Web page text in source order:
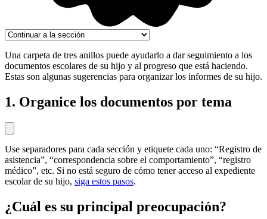
Una carpeta de tres anillos puede ayudarlo a dar seguimiento a los
documentos escolares de su hijo y al progreso que está haciendo.
Estas son algunas sugerencias para organizar los informes de su hijo.
1. Organice los documentos por tema
Use separadores para cada sección y etiquete cada uno: “Registro de
asistencia”, “correspondencia sobre el comportamiento”, “registro
médico”, etc. Si no está seguro de cómo tener acceso al expediente
escolar de su hijo, siga estos pasos.
¿Cuál es su principal preocupación?